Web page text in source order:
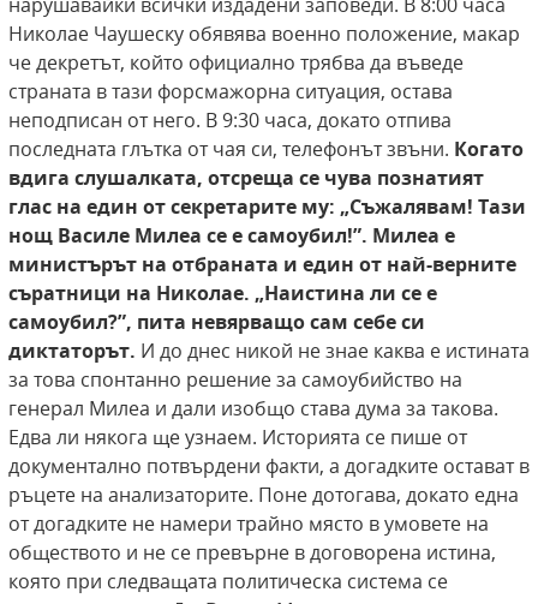
нарушавайки всички издадени заповеди. В 8:00 часа
Николае Чаушеску обявява военно положение, макар
че декретът, който официално трябва да въведе
страната в тази форсмажорна ситуация, остава
неподписан от него. В 9:30 часа, докато отпива
последната глътка от чая си, телефонът звъни. Когато
вдига слушалката, отсреща се чува познатият
глас на един отсекретарите му: „Съжалявам! Тази
нощ Василе Милеа се е самоубил!”. Милеа е
министърът на отбраната и един от най-верните
съратници на Николае. „Наистина ли се е
самоубил?”, пита невярващо сам себе си
диктаторът. И до днес никой не знае каква е истината
за това спонтанно решение за самоубийство на
генерал Милеа и дали изобщо става дума за такова.
Едва ли някога ще узнаем. Историята се пише от
документално потвърдени факти, а догадките остават в
ръцете на анализаторите. Поне дотогава, докато една
от догадките не намери трайно място в умовете на
обществото и не се превърне в договорена истина,
която при следващата политическа система се